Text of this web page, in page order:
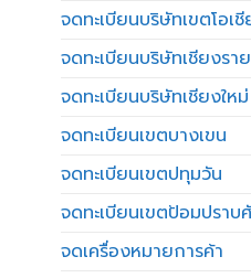
จดทะเบียนบริษัทเขตโอเชี
จดทะเบียนบริษัทเชียงราย
จดทะเบียนบริษัทเชียงใหม่
จดทะเบียนเขตบางเขน
จดทะเบียนเขตปทุมวัน
จดทะเบียนเขตป้อมปราบ
จดเครื่องหมายการค้า